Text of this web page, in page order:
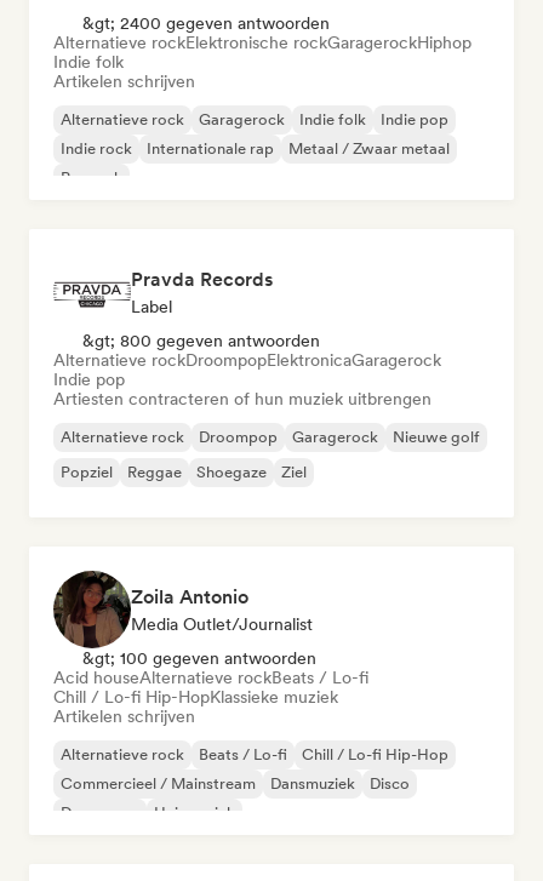
&gt; 2400 gegeven antwoorden
Alternatieve rockElektronische rockGaragerockHiphop
Indie folk
Artikelen schrijven
Alternatieve rock Garagerock Indie folk
Indie pop
Indie rock
Internationale rap
Metaal / Zwaar metaal
Poprock
Pravda Records
Label
&gt; 800 gegeven antwoorden
Alternatieve rockDroompopElektronicaGaragerock
Indie pop
Artiesten contracteren of hun muziek uitbrengen
Alternatieve rock Droompop Garagerock
Nieuwe golf
Popziel
Reggae Shoegaze Ziel
Zoila Antonio
Media Outlet/Journalist
&gt; 100 gegeven antwoorden
Acid houseAlternatieve rockBeats / Lo-fi
Chill / Lo-fi Hip-HopKlassieke muziek
Artikelen schrijven
Alternatieve rock Beats / Lo-fi
Chill / Lo-fi Hip-Hop
Commercieel / Mainstream
Dansmuziek
Disco
Droompop
Huismuziek